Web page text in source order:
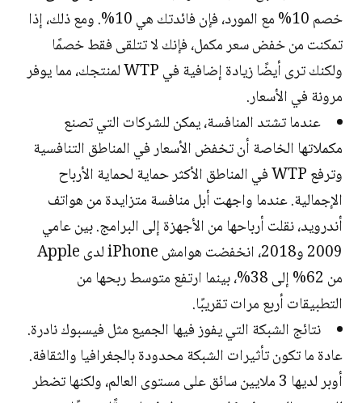
خصم 10% مع المورد، فإن فائدتك هي 10%. ومع ذلك، إذا
تمكنت من خفض سعر مكمل، فإنك لا تتلقى فقط خصمًا
ولكنك ترى أيضًا زيادة إضافية في WTP لمنتجك، مما يوفر
مرونة في الأسعار.
عندما تشتد المنافسة، يمكن للشركات التي تصنع
مكملاتها الخاصة أن تخفض الأسعار في المناطق التنافسية
وترفع WTP في المناطق الأكثر حماية لحماية الأرباح
الإجمالية. عندما واجهت أبل منافسة متزايدة من هواتف
أندرويد، نقلت أرباحها من الأجهزة إلى البرامج. بين عامي
2009 و2018، انخفضت هوامش iPhone لدى Apple
من 62% إلى 38%، بينما ارتفع متوسط ​​ربحها من
التطبيقات أربع مرات تقريبًا.
نتائج الشبكة التي يفوز فيها الجميع مثل فيسبوك نادرة.
عادة ما تكون تأثيرات الشبكة محدودة بالجغرافيا والثقافة.
أوبر لديها 3 ملايين سائق على مستوى العالم، ولكنها تضطر